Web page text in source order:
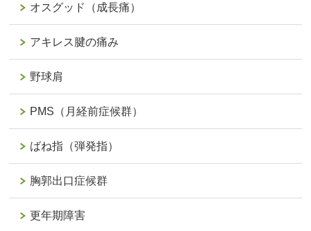
オスグッド（成長痛）
アキレス腱の痛み
野球肩
PMS（月経前症候群）
ばね指（弾発指）
胸郭出口症候群
更年期障害